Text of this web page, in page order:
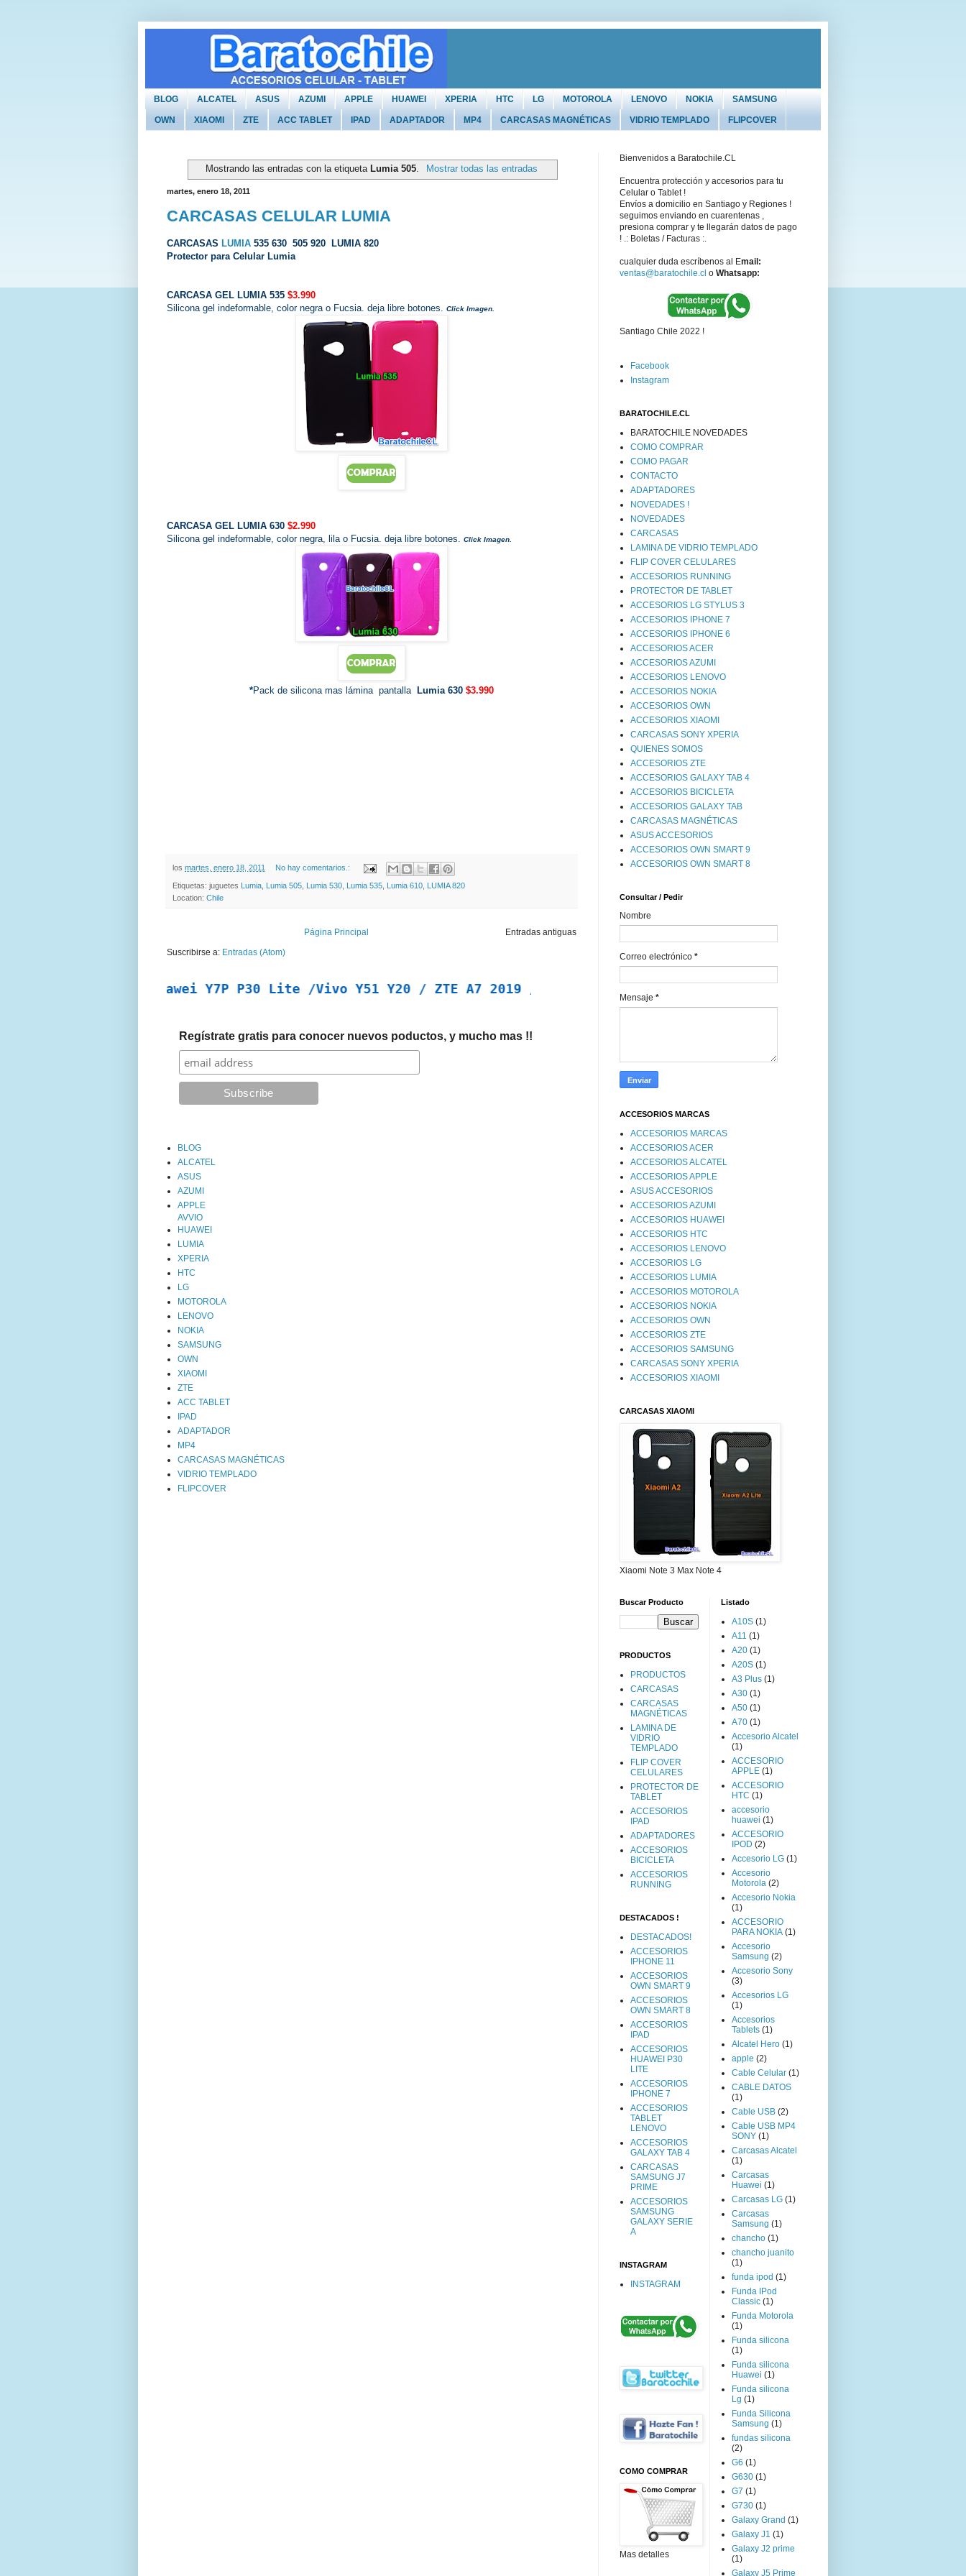
BLOG ALCATEL ASUS AZUMI APPLE HUAWEI XPERIA HTC LG MOTOROLA LENOVO NOKIA SAMSUNG
OWN XIAOMI ZTE ACC TABLET IPAD ADAPTADOR MP4 CARCASAS MAGNÉTICAS VIDRIO TEMPLADO FLIPCOVER
Mostrando las entradas con la etiquetaLumia 505 Mostrar todas las entradas
martes, enero 18, 2011
CARCASAS CELULAR LUMIA
CARCASAS LUMIA 535 630 505 920 LUMIA 820
Protector para Celular Lumia
CARCASA GEL LUMIA 535 $3.990
Silicona gel indeformable, color negra o Fucsia. deja libre botones. Click Imagen.
CARCASA GEL LUMIA 630 $2.990
Silicona gel indeformable, color negra, lila o Fucsia. deja libre botones. Click Imagen.
*Pack de silicona mas lámina pantalla Lumia 630 $3.990
los martes, enero 18, 2011 No hay comentarios.:
Etiquetas: juguetes Lumia Lumia 505 Lumia 530 Lumia 535 Lumia 610 LUMIA 820
Location: Chile
Entradas antiguas
Página Principal
Suscribirse a: Entradas (Atom)
Smart 9 / Huawei Y7P P30 Lite /Vivo Y51 Y20 / ZTE A7 2019 / Moto G30 G9 Plus / Xiaomi Note 10s A2 8 Pro
Regístrate gratis para conocer nuevos poductos, y mucho mas !!
BLOG
ALCATEL
ASUS
AZUMI
APPLE
AVVIO
HUAWEI
LUMIA
XPERIA
HTC
LG
MOTOROLA
LENOVO
NOKIA
SAMSUNG
OWN
XIAOMI
ZTE
ACC TABLET
IPAD
ADAPTADOR
MP4
CARCASAS MAGNÉTICAS
VIDRIO TEMPLADO
FLIPCOVER
Bienvenidos a Baratochile.CL
Encuentra protección y accesorios para tu
Celular o Tablet !
Envíos a domicilio en Santiago y Regiones !
seguimos enviando en cuarentenas ,
presiona comprar y te llegarán datos de pago
! .: Boletas / Facturas :.
cualquier duda escríbenos al Email:
ventas@baratochile.cl o Whatsapp:
Santiago Chile 2022 !
Facebook
Instagram
BARATOCHILE.CL
BARATOCHILE NOVEDADES
COMO COMPRAR
COMO PAGAR
CONTACTO
ADAPTADORES
NOVEDADES !
NOVEDADES
CARCASAS
LAMINA DE VIDRIO TEMPLADO
FLIP COVER CELULARES
ACCESORIOS RUNNING
PROTECTOR DE TABLET
ACCESORIOS LG STYLUS 3
ACCESORIOS IPHONE 7
ACCESORIOS IPHONE 6
ACCESORIOS ACER
ACCESORIOS AZUMI
ACCESORIOS LENOVO
ACCESORIOS NOKIA
ACCESORIOS OWN
ACCESORIOS XIAOMI
CARCASAS SONY XPERIA
QUIENES SOMOS
ACCESORIOS ZTE
ACCESORIOS GALAXY TAB 4
ACCESORIOS BICICLETA
ACCESORIOS GALAXY TAB
CARCASAS MAGNÉTICAS
ASUS ACCESORIOS
ACCESORIOS OWN SMART 9
ACCESORIOS OWN SMART 8
Consultar / Pedir
Nombre
Correo electrónico *
Mensaje *
ACCESORIOS MARCAS
ACCESORIOS MARCAS
ACCESORIOS ACER
ACCESORIOS ALCATEL
ACCESORIOS APPLE
ASUS ACCESORIOS
ACCESORIOS AZUMI
ACCESORIOS HUAWEI
ACCESORIOS HTC
ACCESORIOS LENOVO
ACCESORIOS LG
ACCESORIOS LUMIA
ACCESORIOS MOTOROLA
ACCESORIOS NOKIA
ACCESORIOS OWN
ACCESORIOS ZTE
ACCESORIOS SAMSUNG
CARCASAS SONY XPERIA
ACCESORIOS XIAOMI
CARCASAS XIAOMI
Xiaomi Note 3 Max Note 4
Buscar Producto
PRODUCTOS
PRODUCTOS
CARCASAS
CARCASAS
MAGNÉTICAS
LAMINA DE
VIDRIO
TEMPLADO
FLIP COVER
CELULARES
PROTECTOR DE
TABLET
ACCESORIOS
IPAD
ADAPTADORES
ACCESORIOS
BICICLETA
ACCESORIOS
RUNNING
DESTACADOS !
DESTACADOS!
ACCESORIOS
IPHONE 11
ACCESORIOS
OWN SMART 9
ACCESORIOS
OWN SMART 8
ACCESORIOS
IPAD
ACCESORIOS
HUAWEI P30
LITE
ACCESORIOS
IPHONE 7
ACCESORIOS
TABLET
LENOVO
ACCESORIOS
GALAXY TAB 4
CARCASAS
SAMSUNG J7
PRIME
ACCESORIOS
SAMSUNG
GALAXY SERIE
A
INSTAGRAM
INSTAGRAM
COMO COMPRAR
Mas detalles
Listado
A10S (1)
A11 (1)
A20 (1)
A20S (1)
A3 Plus (1)
A30 (1)
A50 (1)
A70 (1)
Accesorio Alcatel
(1)
ACCESORIO
APPLE (1)
ACCESORIO
HTC (1)
accesorio
huawei (1)
ACCESORIO
IPOD (2)
Accesorio LG (1)
Accesorio
Motorola (2)
Accesorio Nokia
(1)
ACCESORIO
PARA NOKIA (1)
Accesorio
Samsung (2)
Accesorio Sony
(3)
Accesorios LG
(1)
Accesorios
Tablets (1)
Alcatel Hero (1)
apple (2)
Cable Celular (1)
CABLE DATOS
(1)
Cable USB (2)
Cable USB MP4
SONY (1)
Carcasas Alcatel
(1)
Carcasas
Huawei (1)
Carcasas LG (1)
Carcasas
Samsung (1)
chancho (1)
chancho juanito
(1)
funda ipod (1)
Funda IPod
Classic (1)
Funda Motorola
(1)
Funda silicona
(1)
Funda silicona
Huawei (1)
Funda silicona
Lg (1)
Funda Silicona
Samsung (1)
fundas silicona
(2)
G6 (1)
G630 (1)
G7 (1)
G730 (1)
Galaxy Grand (1)
Galaxy J1 (1)
Galaxy J2 prime
(1)
Galaxy J5 Prime